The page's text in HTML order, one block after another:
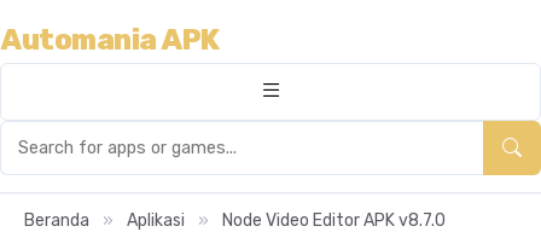
Automania APK
Beranda » Aplikasi » Node Video Editor APK v8.7.0